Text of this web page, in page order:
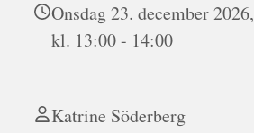
Onsdag 23. december 2026,
kl. 13:00 - 14:00
Katrine Söderberg